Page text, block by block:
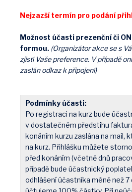
Nejzazší termín pro podání
Možnost účasti prezenční či
formou. (Organizátor akce se s
zjistí Vaše preference. V případě
zaslán odkaz k připojení)
Podmínky účasti:
Po registraci na kurz bude
v dostatečném předstihu
konáním kurzu zaslána na mail,
na kurz. Přihlášku můžete
před konáním (včetně dnů
případě bude účastnický
odhlášení účastníka méně než 7